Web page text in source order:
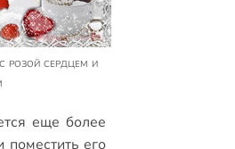
еще более
поместить его